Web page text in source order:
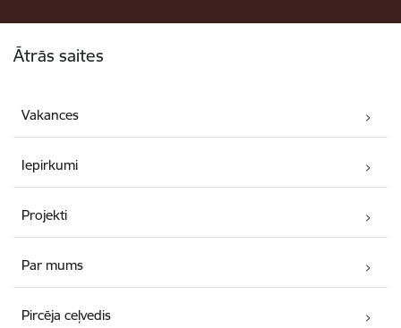
Ātrās saites
Vakances
Iepirkumi
Projekti
Par mums
Pircēja ceļvedis